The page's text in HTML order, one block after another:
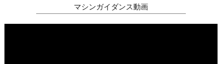
マシンガイダンス動画